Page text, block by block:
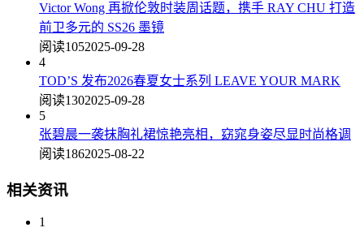
Victor Wong 再掀伦敦时装周话题，携手 RAY CHU 打造
前卫多元的 SS26 墨镜
阅读1052025-09-28
4
TOD’S 发布2026春夏女士系列 LEAVE YOUR MARK
阅读1302025-09-28
5
张碧晨一袭抹胸礼裙惊艳亮相，窈窕身姿尽显时尚格调
阅读1862025-08-22
相关资讯
1